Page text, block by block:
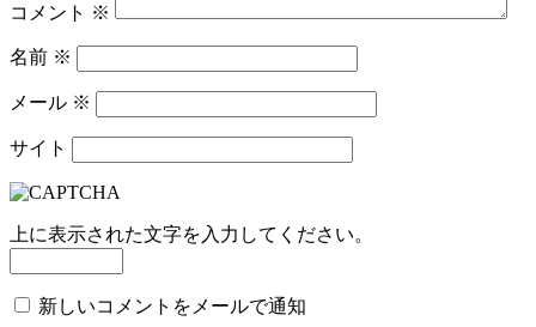
コメント ※
名前 ※
メール ※
サイト
上に表示された文字を入力してください。
新しいコメントをメールで通知